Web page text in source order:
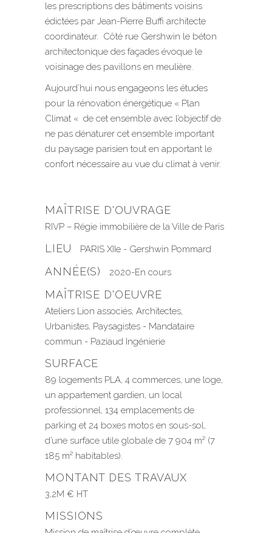
les prescriptions des bâtiments voisins
édictées par Jean-Pierre Buffi architecte
coordinateur. Côté rue Gershwin le béton
architectonique des façades évoque le
voisinage des pavillons en meulière.
Aujourd’hui nous engageons les études
pour la rénovation énergétique « Plan
Climat « de cet ensemble avec l’objectif de
ne pas dénaturer cet ensemble important
du paysage parisien tout en apportant le
confort nécessaire au vue du climat à venir.
MAÎTRISE D'OUVRAGE
RIVP – Régie immobilière de la Ville de Paris
LIEU PARIS XIIe - Gershwin Pommard
ANNÉE(S) 2020-En cours
MAÎTRISE D'OEUVRE
Ateliers Lion associés, Architectes,
Urbanistes, Paysagistes - Mandataire
commun - Paziaud Ingénierie
SURFACE
89 logements PLA, 4 commerces, une loge,
un appartement gardien, un local
professionnel, 134 emplacements de
parking et 24 boxes motos en sous-sol,
d’une surface utile globale de 7 904 m² (7
185 m² habitables).
MONTANT DES TRAVAUX
3,2M € HT
MISSIONS